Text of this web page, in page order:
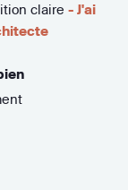
claire - J'ai